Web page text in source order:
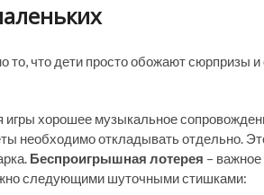
то, что дети просто обожают сюрпризы
хорошее музыкальное
необходимо откладывать отдельно.
Беспроигрышная лотерея –
следующими шуточными стишками: